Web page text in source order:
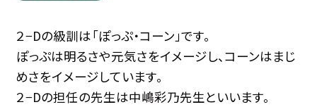
２−Dの級訓は「ぽっぷ・コーン」です。
ぽっぷは明るさや元気さをイメージし、コーンはまじ
めさをイメージしています。
２−Dの担任の先生は中嶋彩乃先生といいます。